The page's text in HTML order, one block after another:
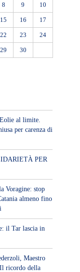
8 9 10
15 16 17
22 23 24
29 30
al limite.
per carenza di
PER
Voragine: stop
almeno fino
il Tar lascia in
Maestro
ricordo della